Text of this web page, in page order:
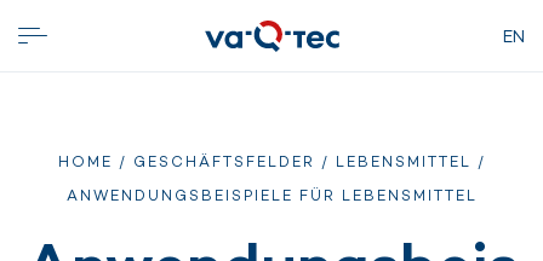
EN
HOME / GESCHÄFTSFELDER / LEBENSMITTEL /
ANWENDUNGSBEISPIELE FÜR LEBENSMITTEL